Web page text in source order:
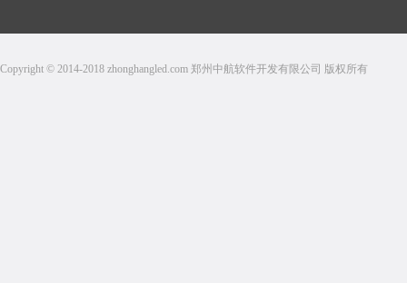
Copyright © 2014-2018 zhonghangled.com 郑州中航软件开发有限公司 版权所有